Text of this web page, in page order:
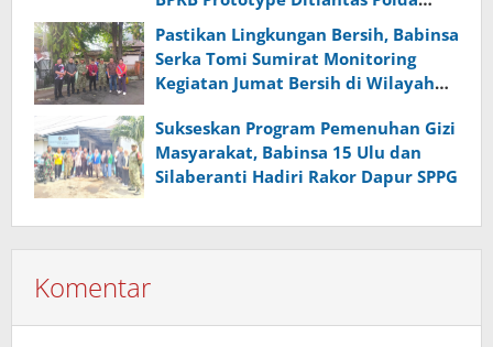
Sumsel
Pastikan Lingkungan Bersih, Babinsa
Serka Tomi Sumirat Monitoring
Kegiatan Jumat Bersih di Wilayah
Sukseskan Program Pemenuhan Gizi
Masyarakat, Babinsa 15 Ulu dan
Silaberanti Hadiri Rakor Dapur SPPG
Komentar